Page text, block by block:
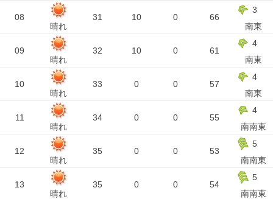
08
晴れ
31 10 0 66
3
南東
09
晴れ
32 10 0 61
4
南東
10
晴れ
33 0 0 57
4
南東
11
晴れ
34 0 0 55
4
南南東
12
晴れ
35 0 0 53
5
南南東
13
晴れ
35 0 0 54
5
南南東